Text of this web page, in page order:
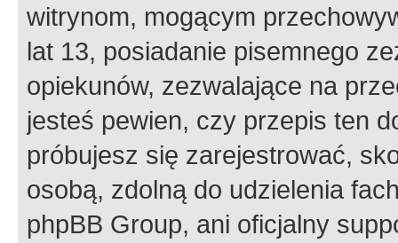
witrynom, mogącym
lat 13, posiadanie pisemnego
opiekunów, zezwalające na
jesteś pewien, czy przepis ten
próbujesz się zarejestrować,
osobą, zdolną do udzielenia
phpBB Group, ani oficjalny